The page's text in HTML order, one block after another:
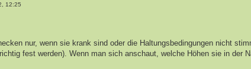
12:25
nur, wenn sie krank sind oder die Haltungsbedingungen nicht
fest werden). Wenn man sich anschaut, welche Höhen sie in der